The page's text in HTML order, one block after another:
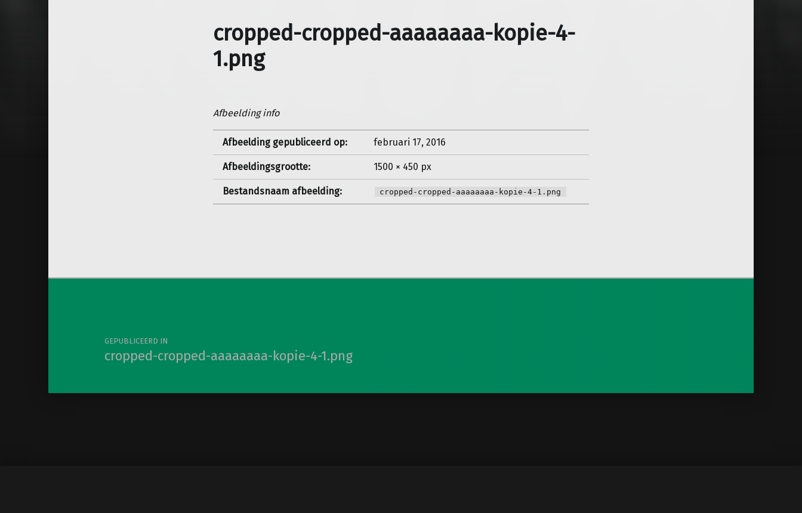
cropped-cropped-aaaaaaaa-kopie-4-
1.png
Afbeelding info
Afbeelding gepubliceerd op: februari 17, 2016
Afbeeldingsgrootte: 1500 × 450 px
Bestandsnaam afbeelding: cropped-cropped-aaaaaaaa-kopie-4-1.png
Berichtnavigatie
GEPUBLICEERD IN
cropped-cropped-aaaaaaaa-kopie-4-1.png